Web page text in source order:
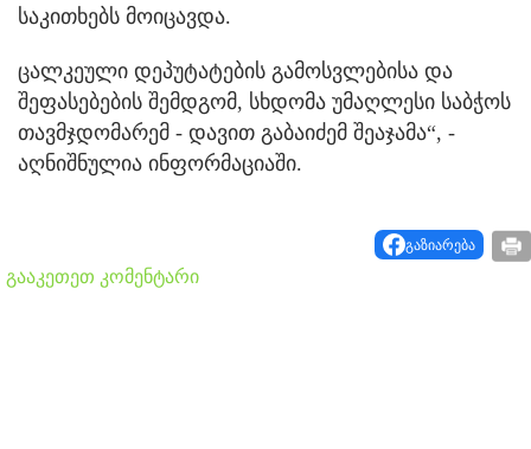
საკითხებს მოიცავდა.
ცალკეული დეპუტატების გამოსვლებისა და
შეფასებების შემდგომ, სხდომა უმაღლესი საბჭოს
თავმჯდომარემ - დავით გაბაიძემ შეაჯამა“, -
აღნიშნულია ინფორმაციაში.
გაზიარება
გააკეთეთ კომენტარი